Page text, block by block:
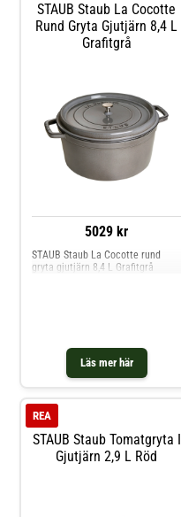
STAUB Staub La Cocotte
Rund Gryta Gjutjärn 8,4 L
Grafitgrå
5029 kr
Läs mer här
STAUB Staub La Cocotte rund
gryta gjutjärn 8,4 L Grafitgrå
STAUB Staub Tomatgryta I
Gjutjärn 2,9 L Röd
REA